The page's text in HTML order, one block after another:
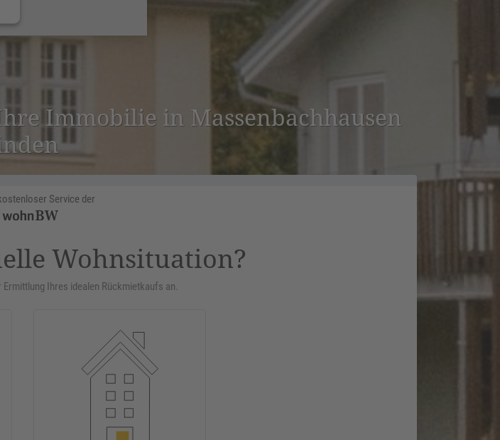
Immobilie in Massen­bach­hausen
Service der
Wohnsituation?
Ihres idealen Rückmietkaufs an.